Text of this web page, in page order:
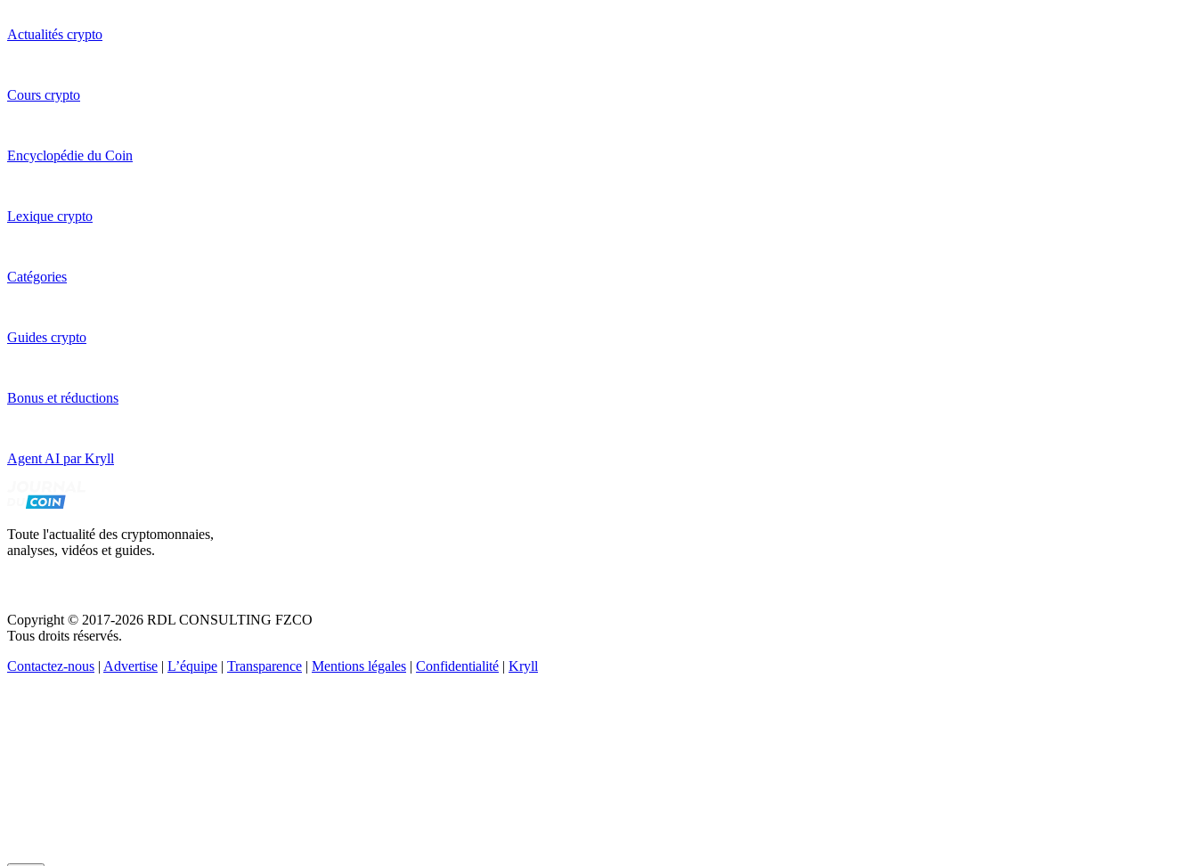
Actualités crypto
Cours crypto
Encyclopédie du Coin
Lexique crypto
Catégories
Guides crypto
Bonus et réductions
Agent AI par Kryll
Toute l'actualité des cryptomonnaies,
analyses, vidéos et guides.
Copyright © 2017-2026 RDL CONSULTING FZCO
Tous droits réservés.
Contactez-nous | Advertise | L’équipe | Transparence | Mentions légales | Confidentialité | Kryll